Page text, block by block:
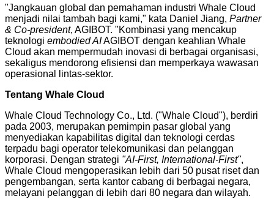
"Jangkauan global dan pemahaman industri Whale Cloud
menjadi nilai tambah bagi kami," kata Daniel Jiang, Partner
& Co-president, AGIBOT. "Kombinasi yang mencakup
teknologi embodied AIAGIBOT dengan keahlian Whale
Cloud akan mempermudah inovasi di berbagai organisasi,
sekaligus mendorong efisiensi dan memperkaya wawasan
operasional lintas-sektor.
Tentang Whale Cloud
Whale Cloud Technology Co., Ltd. ("Whale Cloud"), berdiri
pada 2003, merupakan pemimpin pasar global yang
menyediakan kapabilitas digital dan teknologi cerdas
terpadu bagi operator telekomunikasi dan pelanggan
korporasi. Dengan strategi "AI-First, International-First",
Whale Cloud mengoperasikan lebih dari 50 pusat riset dan
pengembangan, serta kantor cabang di berbagai negara,
melayani pelanggan di lebih dari 80 negara dan wilayah.